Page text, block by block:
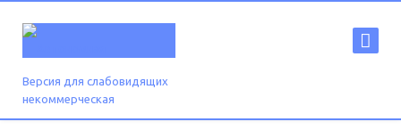
Версия для слабовидящих